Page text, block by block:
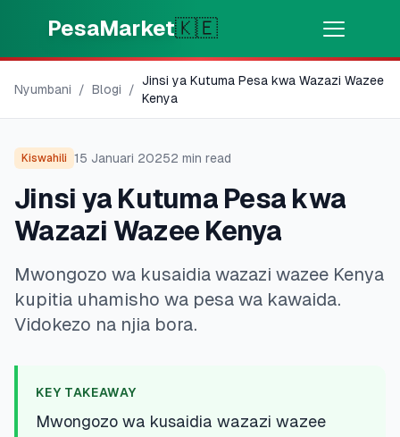
PesaMarket🇰🇪
⚡Pesa Sasa
Pata pesa kwa dakika
🌍 CHAGUA NCHI
🇰🇪Kenya
💳BIDHAA
Mikopo ya Kibinafsi
Nyumbani / Blogi /
Jinsi ya Kutuma Pesa kwa Wazazi Wazee
Kenya
Kiswahili 15 Januari 20252 min read
Jinsi ya Kutuma Pesa kwa
Wazazi Wazee Kenya
Mwongozo wa kusaidia wazazi wazee Kenya
kupitia uhamisho wa pesa wa kawaida.
Vidokezo na njia bora.
KEY TAKEAWAY
Mwongozo wa kusaidia wazazi wazee